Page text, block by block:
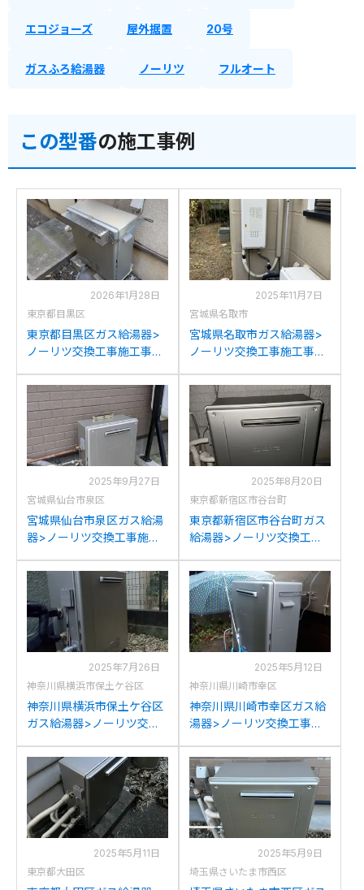
エコジョーズ 屋外据置 20号
ガスふろ給湯器 ノーリツ フルオート
この型番の施工事例
2026年1月28日
東京都目黒区
東京都目黒区ガス給湯器>
ノーリツ交換工事施工事
2028AW-1からノーリツ
GT-C2072AR BLへの交換
2025年11月7日
宮城県名取市
宮城県名取市ガス給湯器>
ノーリツ交換工事施工事
からノーリツGT-C2072AR
BLへの交換
2025年9月27日
宮城県仙台市泉区
宮城県仙台市泉区ガス給湯
器>ノーリツ交換工事施工
2050ARXからノーリツGT-
C2072AR BLへの交換
2025年8月20日
東京都新宿区市谷台町
東京都新宿区市谷台町ガス
給湯器>ノーリツ交換工事
C2452(S)ARXからノーリ
ツGT-C2072AR BLへの交
換
2025年7月26日
神奈川県横浜市保土ケ谷区
神奈川県横浜市保土ケ谷区
ガス給湯器>ノーリツ交換
GT-2028SARXからノーリ
ツGT-C2072AR BLへの交
2025年5月12日
神奈川県川崎市幸区
神奈川県川崎市幸区ガス給
湯器>ノーリツ交換工事施
2452ARXからノーリツGT-
C2072AR BLへの交換
2025年5月11日
東京都大田区
2025年5月9日
埼玉県さいたま市西区